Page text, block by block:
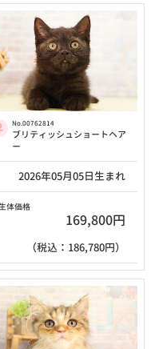
No.00762814
ブリティッシュショートヘア
ー
2026年05月05日生まれ
生体価格
169,800円
（税込：186,780円）